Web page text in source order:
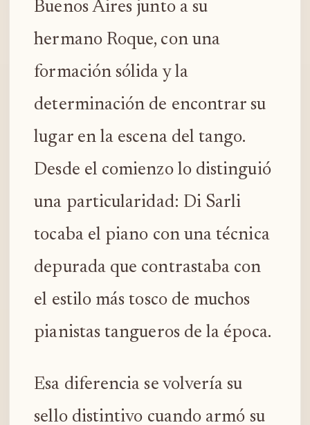
Buenos Aires junto a su
hermano Roque, con una
formación sólida y la
determinación de encontrar su
lugar en la escena del tango.
Desde el comienzo lo distinguió
una particularidad: Di Sarli
tocaba el piano con una técnica
depurada que contrastaba con
el estilo más tosco de muchos
pianistas tangueros de la época.
Esa diferencia se volvería su
sello distintivo cuando armó su